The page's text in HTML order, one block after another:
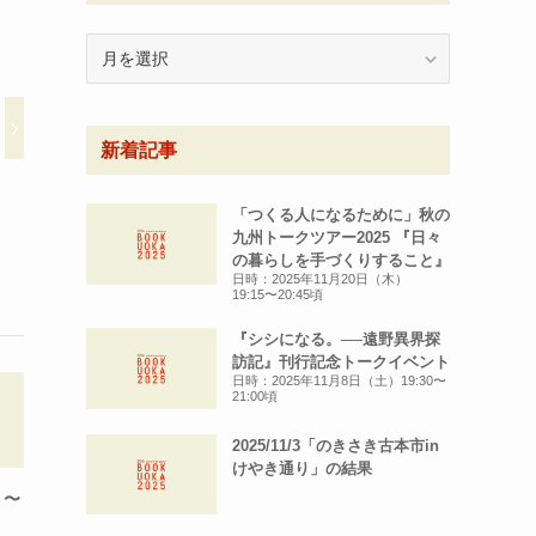
ー
イ
ブ
新着記事
「つくる人になるために」秋の
九州トークツアー2025 『日々
の暮らしを手づくりすること』
日時：2025年11月20日（木）
19:15〜20:45頃
『シシになる。──遠野異界探
訪記』刊行記念トークイベント
日時：2025年11月8日（土）19:30〜
21:00頃
2025/11/3「のきさき古本市in
けやき通り」の結果